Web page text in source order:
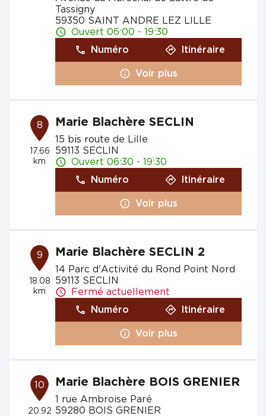
Tassigny
59350 SAINT ANDRE LEZ LILLE
Ouvert 06:00 - 19:30
Numéro
Itinéraire
Voir plus
8
17.66
km
Marie Blachère SECLIN
15 bis route de Lille
59113 SECLIN
Ouvert 06:30 - 19:30
Numéro
Itinéraire
Voir plus
9
18.08
km
Marie Blachère SECLIN 2
14 Parc d'Activité du Rond Point Nord
59113 SECLIN
Fermé actuellement
Numéro
Itinéraire
Voir plus
10
20.92
Marie Blachère BOIS GRENIER
1 rue Ambroise Paré
59280 BOIS GRENIER